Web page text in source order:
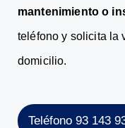
mantenimiento o
teléfono y solicita la
domicilio.
Teléfono 93 143